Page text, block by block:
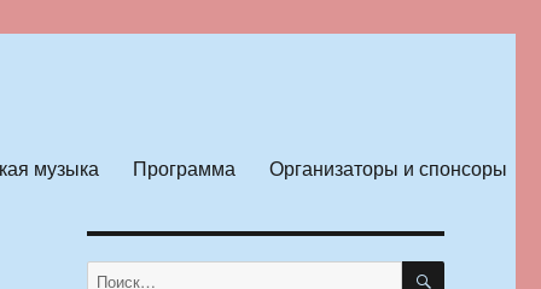
музыка Программа Организаторы и спонсоры
Искать: ПОИСК